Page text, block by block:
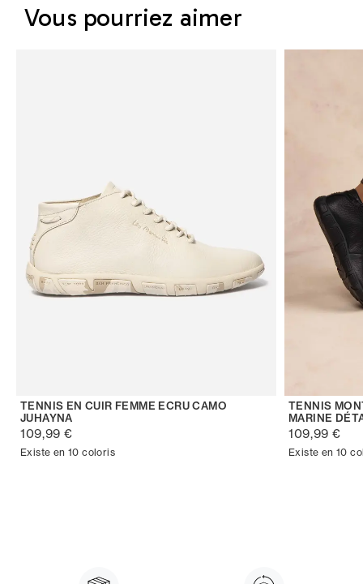
Vous pourriez aimer
TENNIS EN CUIR FEMME ECRU CAMO
JUHAYNA
109,99 €
Existe en 10 coloris
TENNIS
MARINE
109,99 €
Existe en 10